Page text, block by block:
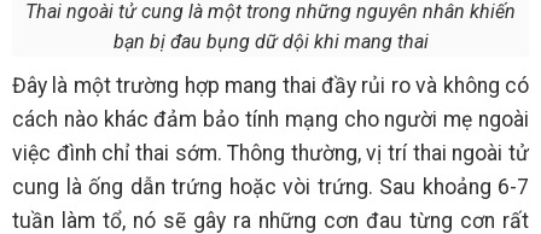
Thai ngoài tử cung là một trong những nguyên nhân khiến
bạn bị đau bụng dữ dội khi mang thai
Đây là một trường hợp mang thai đầy rủi ro và không có
cách nào khác đảm bảo tính mạng cho người mẹ ngoài
việc đình chỉ thai sớm. Thông thường, vị trí thai ngoài tử
cung là ống dẫn trứng hoặc vòi trứng. Sau khoảng 6-7
tuần làm tổ, nó sẽ gây ra những cơn đau từng cơn rất